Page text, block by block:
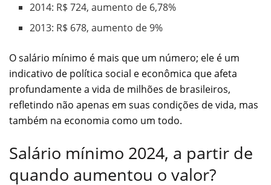
2014: R$ 724, aumento de 6,78%
2013: R$ 678, aumento de 9%
O salário mínimo é mais que um número; ele é um
indicativo de política social e econômica que afeta
profundamente a vida de milhões de brasileiros,
refletindo não apenas em suas condições de vida, mas
também na economia como um todo.
Salário mínimo 2024, a partir de
quando aumentou o valor?